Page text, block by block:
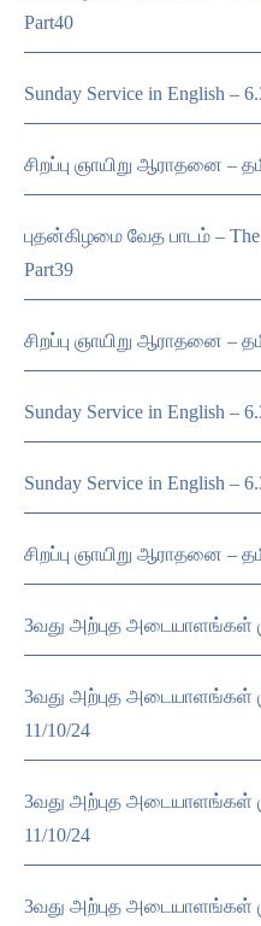
Part40
Sunday Service in English –
சிறப்பு ஞாயிறு ஆராதனை –
புதன்கிழமை வேத பாடம் –
Part39
சிறப்பு ஞாயிறு ஆராதனை –
Sunday Service in English –
Sunday Service in English –
சிறப்பு ஞாயிறு ஆராதனை –
3வது அற்புத அடையாளங்கள்
3வது அற்புத அடையாளங்கள்
11/10/24
3வது அற்புத அடையாளங்கள்
11/10/24
3வது அற்புத அடையாளங்கள்